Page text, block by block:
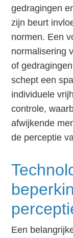
gedragingen
zijn beurt
normen. Een
normalisering
of
schept een
individuele
controle,
afwijkende
de perceptie
Een